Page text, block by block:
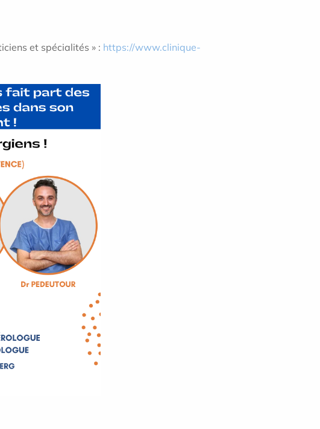
et spécialités » : https://www.clinique-